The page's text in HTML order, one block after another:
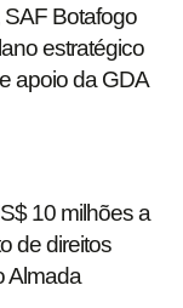
Botafogo
estratégico
apoio da GDA
10 milhões a
de direitos
Almada